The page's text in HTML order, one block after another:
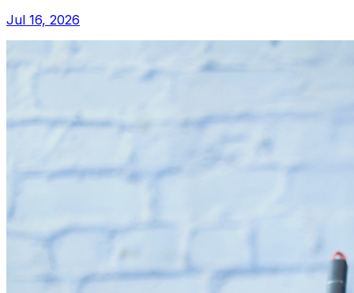
Jul 16, 2026